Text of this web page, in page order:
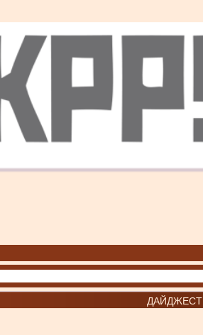
ДАЙДЖЕСТ